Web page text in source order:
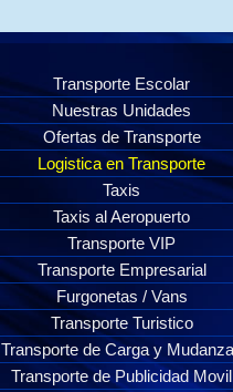
Transporte Escolar
Nuestras Unidades
Ofertas de Transporte
Logistica en Transporte
Taxis
Taxis al Aeropuerto
Transporte VIP
Transporte Empresarial
Furgonetas / Vans
Transporte Turistico
Transporte de Carga y
Transporte de Publicidad Movil